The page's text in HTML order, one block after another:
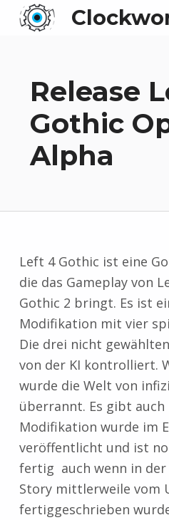
Release
Gothic
Alpha
Left 4 Gothic ist eine
die das Gameplay von
Gothic 2 bringt. Es ist
Modifikation mit vier
Die drei nicht
von der KI kontrolliert.
wurde die Welt von
überrannt. Es gibt auch
Modifikation wurde im
veröffentlicht und ist
fertig auch wenn in der
Story mittlerweile vom
fertiggeschrieben